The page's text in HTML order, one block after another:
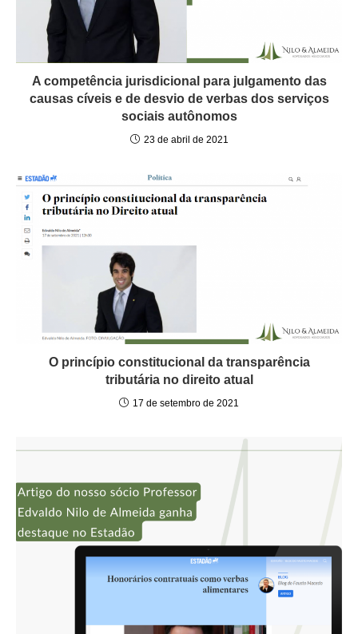
A competência jurisdicional para julgamento das
causas cíveis e de desvio de verbas dos serviços
sociais autônomos
23 de abril de 2021
O princípio constitucional da transparência
tributária no direito atual
17 de setembro de 2021